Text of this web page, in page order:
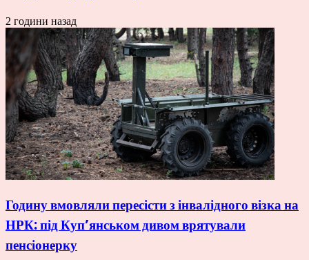
2 години назад
Годину вмовляли пересісти з інвалідного візка на
НРК: під Куп’янськом дивом врятували
пенсіонерку